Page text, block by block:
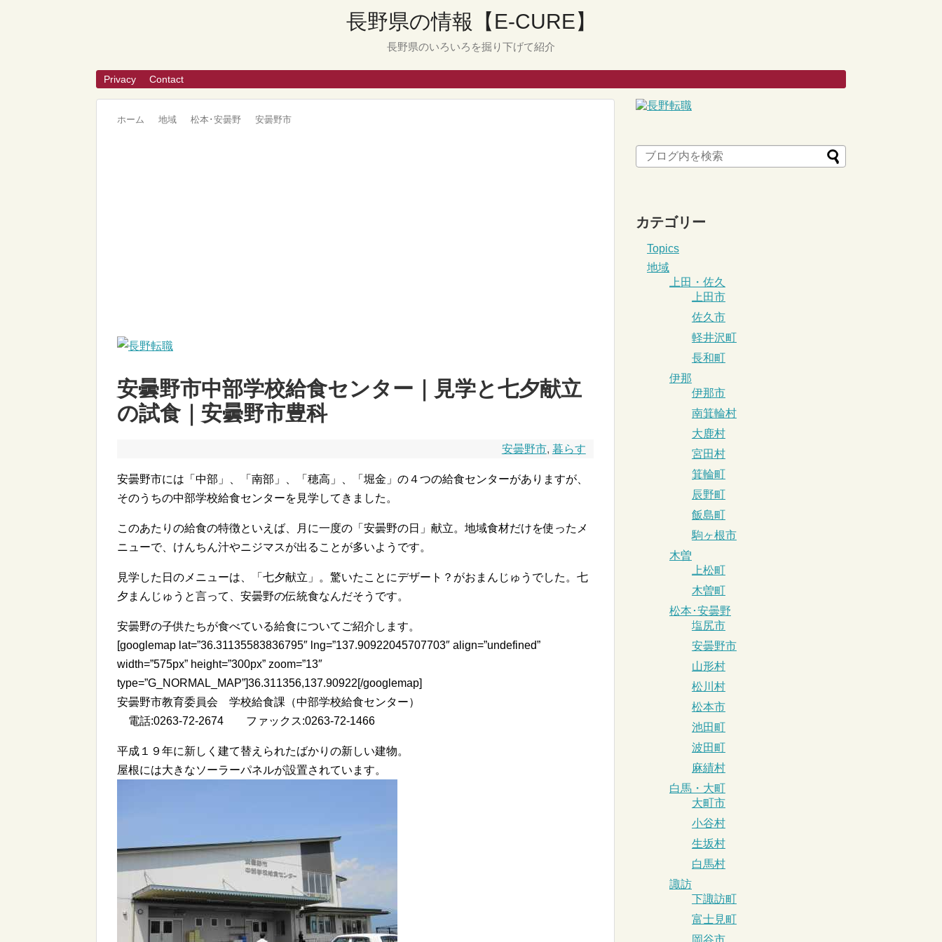
長野県の情報【E-CURE】
長野県のいろいろを掘り下げて紹介
Privacy Contact
ホーム 地域 松本･安曇野 安曇野市
安曇野市中部学校給食センター｜見学と七夕献立
の試食｜安曇野市豊科
安曇野市, 暮らす
安曇野市には「中部」、「南部」、「穂高」、「堀金」の４つの給食センターがありますが、
そのうちの中部学校給食センターを見学してきました。
このあたりの給食の特徴といえば、月に一度の「安曇野の日」献立。地域食材だけを使ったメ
ニューで、けんちん汁やニジマスが出ることが多いようです。
見学した日のメニューは、「七夕献立」。驚いたことにデザート？がおまんじゅうでした。七
夕まんじゅうと言って、安曇野の伝統食なんだそうです。
安曇野の子供たちが食べている給食についてご紹介します。
[googlemap lat=”36.31135583836795″ lng=”137.90922045707703″ align=”undefined”
width=”575px” height=”300px” zoom=”13″
type=”G_NORMAL_MAP”]36.311356,137.90922[/googlemap]
安曇野市教育委員会 学校給食課（中部学校給食センター）
電話:0263-72-2674 ファックス:0263-72-1466
平成１９年に新しく建て替えられたばかりの新しい建物。
屋根には大きなソーラーパネルが設置されています。
カテゴリー
Topics
地域
上田・佐久
上田市
佐久市
軽井沢町
長和町
伊那
伊那市
南箕輪村
大鹿村
宮田村
箕輪町
辰野町
飯島町
駒ヶ根市
木曽
上松町
木曽町
松本･安曇野
塩尻市
安曇野市
山形村
松川村
松本市
池田町
波田町
麻績村
白馬・大町
大町市
小谷村
生坂村
白馬村
諏訪
下諏訪町
富士見町